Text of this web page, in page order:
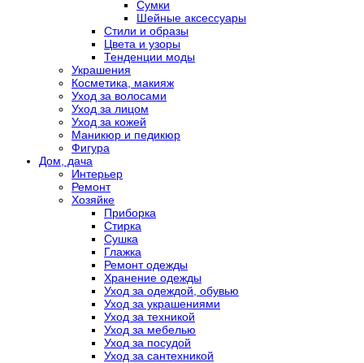
Сумки
Шейные аксессуары
Стили и образы
Цвета и узоры
Тенденции моды
Украшения
Косметика, макияж
Уход за волосами
Уход за лицом
Уход за кожей
Маникюр и педикюр
Фигура
Дом, дача
Интерьер
Ремонт
Хозяйке
Приборка
Стирка
Сушка
Глажка
Ремонт одежды
Хранение одежды
Уход за одеждой, обувью
Уход за украшениями
Уход за техникой
Уход за мебелью
Уход за посудой
Уход за сантехникой